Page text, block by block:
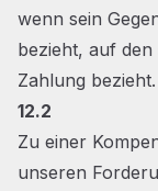
wenn sein
bezieht, auf
Zahlung bezieht.
12.2
Zu einer
unseren